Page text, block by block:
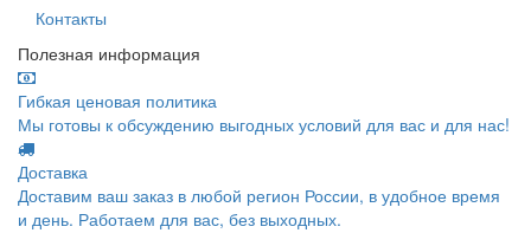
Контакты
Полезная информация
Гибкая ценовая политика
Мы готовы к обсуждению выгодных условий для вас и для нас!
Доставка
Доставим ваш заказ в любой регион России, в удобное время
и день. Работаем для вас, без выходных.